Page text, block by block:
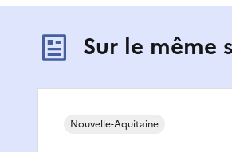
Sur le même
Nouvelle-Aquitaine